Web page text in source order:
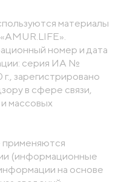
материалы
номер и дата
серия ИА №
зарегистрировано
в сфере связи,
массовых
(информационные
на основе